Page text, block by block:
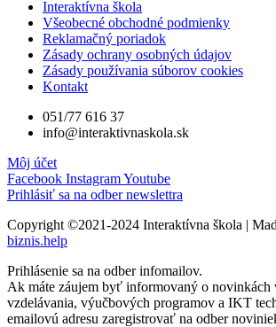
Interaktívna škola
Všeobecné obchodné podmienky
Reklamačný poriadok
Zásady ochrany osobných údajov
Zásady používania súborov cookies
Kontakt
051/77 616 37
info@interaktivnaskola.sk
Môj účet
Facebook InstagramYoutube
Prihlásiť sa na odber newslettra
Copyright ©2021-2024 Interaktívna škola |
biznis.help
Prihlásenie sa na odber infomailov.
Ak máte záujem byť informovaný o novinkách
vzdelávania, výučbových programov a IKT
emailovú adresu zaregistrovať na odber